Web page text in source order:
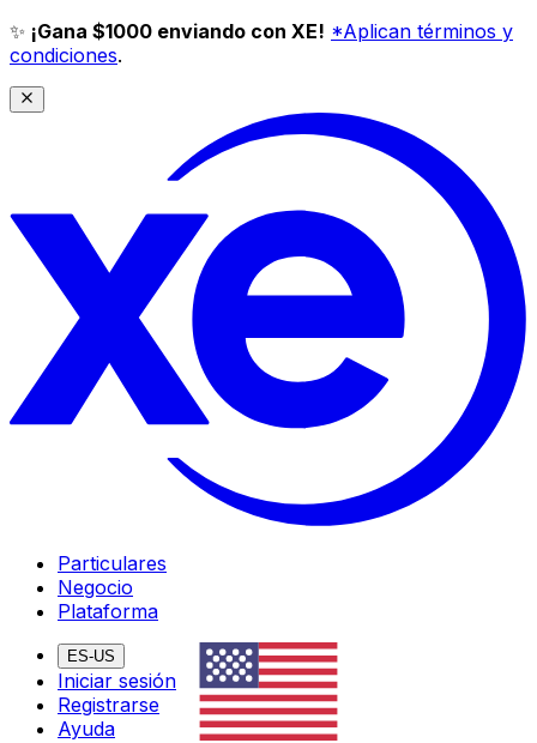
✨ ¡Gana $1000 enviando con XE! *Aplican términos y
condiciones.
Particulares
Negocio
Plataforma
ES-US
Iniciar sesión
Registrarse
Ayuda